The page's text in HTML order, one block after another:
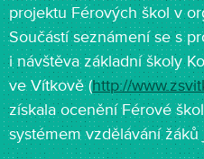
projektu Férových škol v
Součástí seznámení se s
i návštěva základní školy
ve Vítkově (http://
získala ocenění Férové
systémem vzdělávání